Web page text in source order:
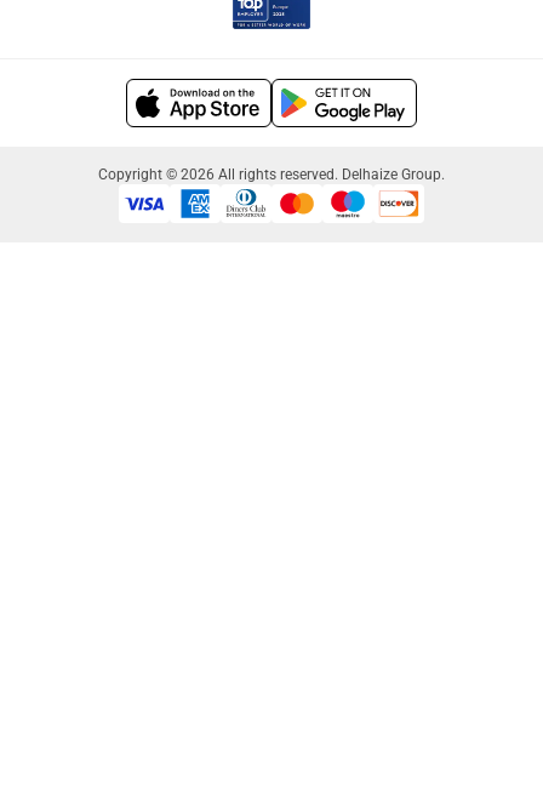
Copyright © 2026 All rights reserved. Delhaize Group.